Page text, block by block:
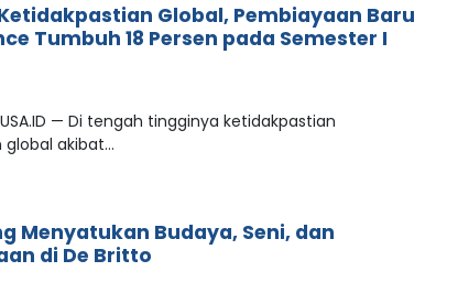
Global, Pembiayaan Baru
Tumbuh 18 Persen pada Semester I
— Di tengah tingginya ketidakpastian
akibat…
Menyatukan Budaya, Seni, dan
di De Britto